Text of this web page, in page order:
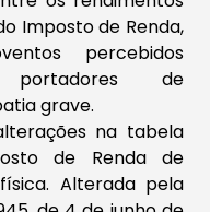
Imposto de Renda,
percebidos
de
grave.
na tabela
de Renda de
Alterada pela